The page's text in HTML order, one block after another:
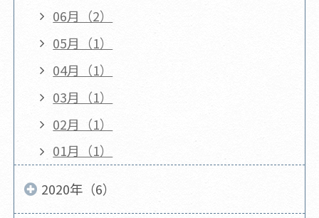
06月（2）
05月（1）
04月（1）
03月（1）
02月（1）
01月（1）
2020年（6）